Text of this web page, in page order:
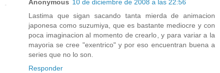
Anonymous 10 de diciembre de 2008 a las 22:56
Lastima que sigan sacando tanta mierda de animacion
japonesa como suzumiya, que es bastante mediocre y con
poca imaginacion al momento de crearlo, y para variar a la
mayoria se cree "exentrico" y por eso encuentran buena a
series que no lo son.
Responder